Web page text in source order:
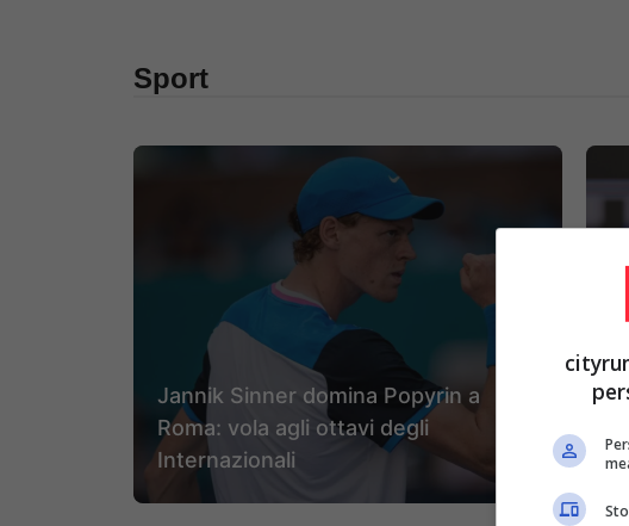
Sport
Jannik Sinner domina Popyrin a
Roma: vola agli ottavi degli
Internazionali